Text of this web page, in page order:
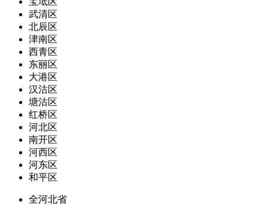
武清区
北辰区
津南区
西青区
东丽区
大港区
汉沽区
塘沽区
红桥区
河北区
南开区
河西区
河东区
和平区
全河北省